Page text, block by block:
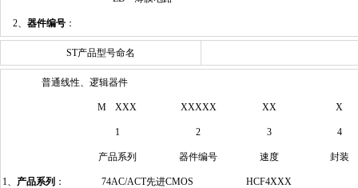
2、 器件编号：
ST产品型号命名
普通线性、逻辑器件
M XXX XXXXX XX X
1 2 3 4
产品系列 器件编号 速度 封装
1、 产品系列 ： 74AC/ACT先进CMOS HCF4XXX